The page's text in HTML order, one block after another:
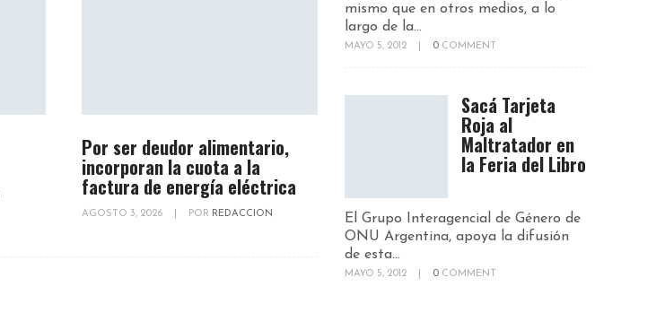
Por ser deudor alimentario,
incorporan la cuota a la
factura de energía eléctrica
AGOSTO 3, 2026 POR REDACCION
mismo que en otros medios, a lo
largo de la...
MAYO 5, 2012 0 COMMENT
Sacá Tarjeta
Roja al
Maltratador en
la Feria del Libro
El Grupo Interagencial de Género de
ONU Argentina, apoya la difusión
de esta...
MAYO 5, 2012 0 COMMENT